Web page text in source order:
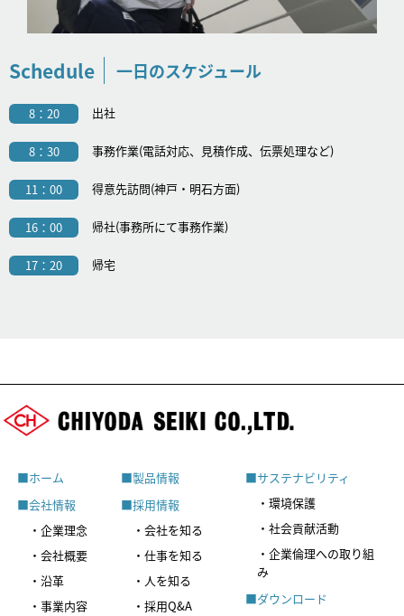
Schedule 一日のスケジュール
8：20 出社
8：30 事務作業(電話対応、見積作成、伝票処理など)
11：00 得意先訪問(神戸・明石方面)
16：00 帰社(事務所にて事務作業)
17：20 帰宅
■ホーム
■会社情報
・企業理念
・会社概要
・沿革
・事業内容
■製品情報
■採用情報
・会社を知る
・仕事を知る
・人を知る
・採用Q&A
■サステナビリティ
・環境保護
・社会貢献活動
・企業倫理への取り組
み
■ダウンロード